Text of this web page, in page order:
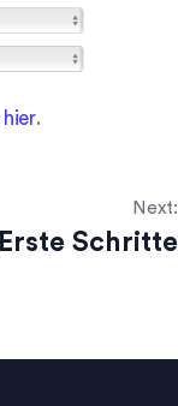
hier.
Next:
Erste Schritte